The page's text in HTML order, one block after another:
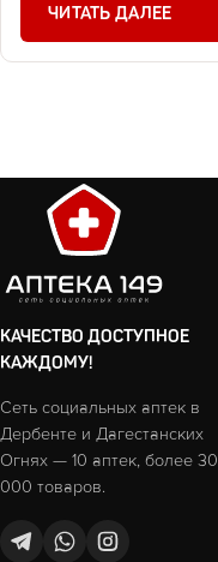
ЧИТАТЬ ДАЛЕЕ
КАЧЕСТВО ДОСТУПНОЕ
КАЖДОМУ!
Сеть социальных аптек в
Дербенте и Дагестанских
Огнях — 10 аптек, более 30
000 товаров.